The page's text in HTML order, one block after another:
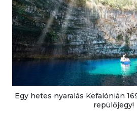
Egy hetes nyaralás Kefalónián
repülőjegy!